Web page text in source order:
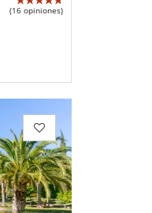
(16 opiniones)